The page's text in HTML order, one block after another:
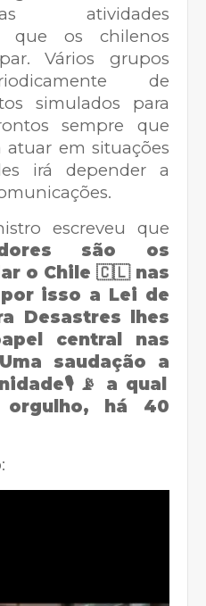
atividades
que os chilenos
Vários grupos
de
simulados para
sempre que
em situações
irá depender a
escreveu que
são os
o Chile 🇨🇱 nas
isso a Lei de
Desastres lhes
central nas
saudação a
a qual
orgulho, há 40